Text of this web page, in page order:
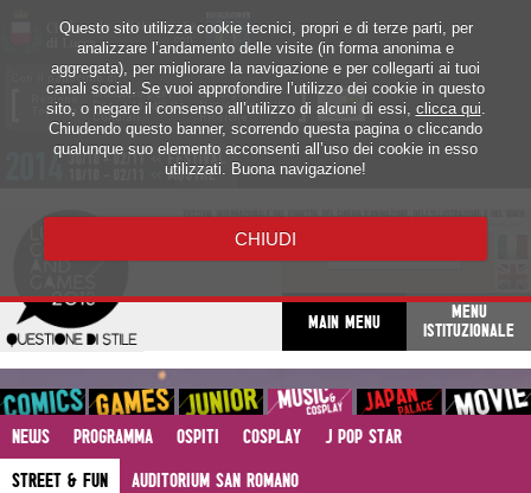
MENU
ISTITUZIONALE
MAIN MENU
NEWS PROGRAMMA OSPITI COSPLAY
J POP STAR
STREET & FUN
AUDITORIUM SAN ROMANO
Questo sito utilizza cookie tecnici, propri e di terze parti, per
analizzare l’andamento delle visite (in forma anonima e
aggregata), per migliorare la navigazione e per collegarti ai tuoi
canali social. Se vuoi approfondire l’utilizzo dei cookie in questo
sito, o negare il consenso all’utilizzo di alcuni di essi, clicca qui.
Chiudendo questo banner, scorrendo questa pagina o cliccando
qualunque suo elemento acconsenti all’uso dei cookie in esso
utilizzati. Buona navigazione!
CHIUDI